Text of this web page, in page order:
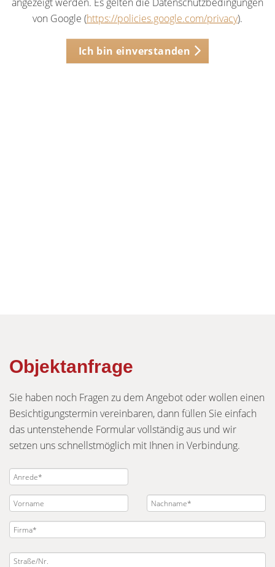
von Google (https://policies.google.com/privacy).
Ich bin einverstanden
Objektanfrage
Sie haben noch Fragen zu dem Angebot oder wollen einen
Besichtigungstermin vereinbaren, dann füllen Sie einfach
das untenstehende Formular vollständig aus und wir
setzen uns schnellstmöglich mit Ihnen in Verbindung.